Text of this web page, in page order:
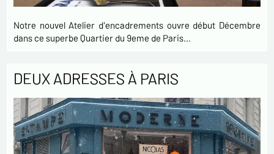
Notre nouvel Atelier d'encadrements ouvre début Décembre
dans ce superbe Quartier du 9eme de Paris…
DEUX ADRESSES À PARIS